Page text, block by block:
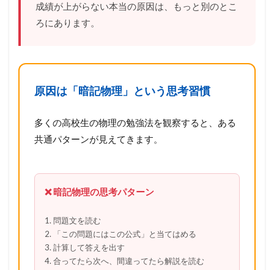
成績が上がらない本当の原因は、もっと別のとこ
ろにあります。
原因は「暗記物理」という思考習慣
多くの高校生の物理の勉強法を観察すると、ある
共通パターンが見えてきます。
❌ 暗記物理の思考パターン
1. 問題文を読む
2. 「この問題にはこの公式」と当てはめる
3. 計算して答えを出す
4. 合ってたら次へ、間違ってたら解説を読む